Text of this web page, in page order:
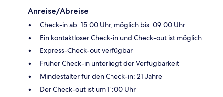
Anreise/Abreise
Check-in ab: 15:00 Uhr, möglich bis: 09:00 Uhr
Ein kontaktloser Check-in und Check-out ist möglich
Express-Check-out verfügbar
Früher Check-in unterliegt der Verfügbarkeit
Mindestalter für den Check-in: 21 Jahre
Der Check-out ist um 11:00 Uhr